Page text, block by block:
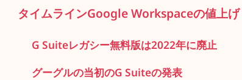
タイムラインGoogle Workspaceの値上げ
G Suiteレガシー無料版は2022年に廃止
グーグルの当初のG Suiteの発表